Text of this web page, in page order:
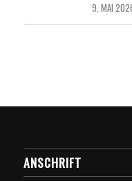
9. MAI
ANSCHRIFT